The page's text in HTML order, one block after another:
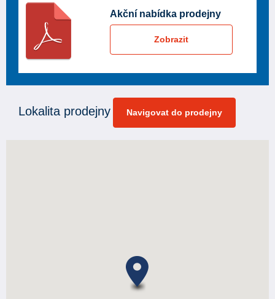
Akční nabídka prodejny
Zobrazit
Lokalita prodejny Navigovat do prodejny